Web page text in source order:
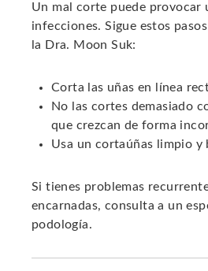
Un mal corte puede provocar
infecciones. Sigue estos
la Dra. Moon Suk:
Corta las uñas en línea
No las cortes demasiado
que crezcan de forma
Usa un cortaúñas limpio y
Si tienes problemas
encarnadas, consulta a un
podología.